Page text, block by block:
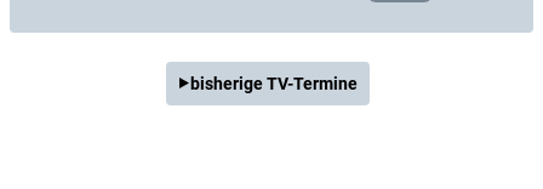
bisherige TV-Termine